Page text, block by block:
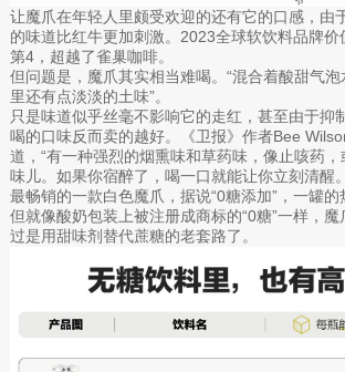
让魔爪在年轻人里颇受欢迎的还有它的口感，由
的味道比红牛更加刺激。2023全球软饮料品牌价
第4，超越了雀巢咖啡。
但问题是，魔爪其实相当难喝。“混合着酸甜气
里还有点淡淡的土味”。
只是味道似乎丝毫不影响它的走红，甚至由于抑
喝的口味反而卖的越好。《卫报》作者Bee
道，“有一种强烈的烟熏味和草药味，像止咳药
味儿。如果你宿醉了，喝一口就能让你立刻清醒
最畅销的一款白色魔爪，据说“0糖添加”，一罐的
但就像酸奶包装上被注册成商标的“0糖”一样，魔
过是用甜味剂替代蔗糖的老套路了。